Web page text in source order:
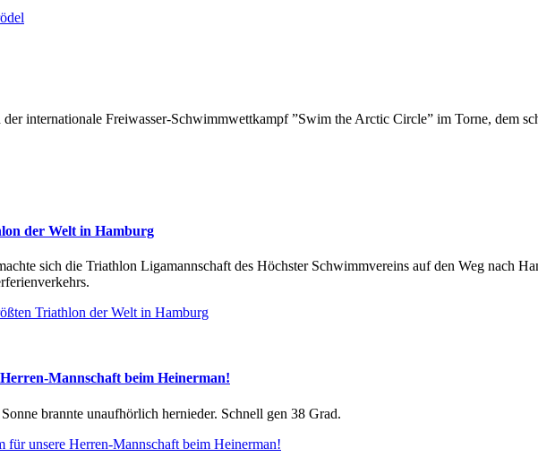
internationale Freiwasser-Schwimmwettkampf ”Swim the Arctic Circle” im Torne, dem
der Welt in Hamburg
sich die Triathlon Ligamannschaft des Höchster Schwimmvereins auf den Weg nach
Triathlon der Welt in Hamburg
Mannschaft beim Heinerman!
brannte unaufhörlich hernieder. Schnell gen 38 Grad.
für unsere Herren-Mannschaft beim Heinerman!